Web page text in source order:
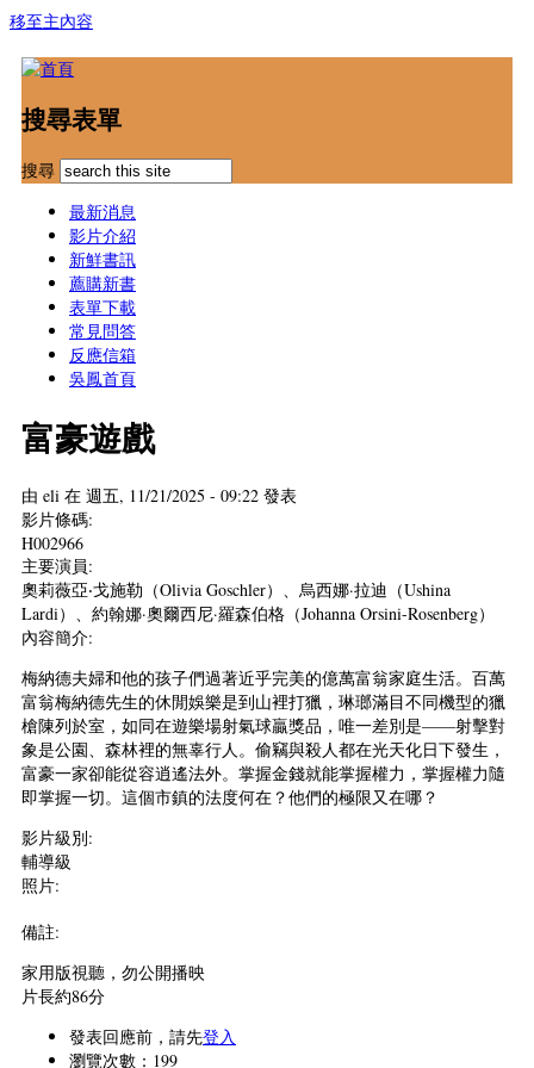
移至主內容
搜尋表單
搜尋
最新消息
影片介紹
新鮮書訊
薦購新書
表單下載
常見問答
反應信箱
吳鳳首頁
富豪遊戲
由 eli 在 週五, 11/21/2025 - 09:22 發表
影片條碼:
H002966
主要演員:
奧莉薇亞‧戈施勒（Olivia Goschler）、烏西娜·拉迪（Ushina
Lardi）、約翰娜·奧爾西尼·羅森伯格（Johanna Orsini-Rosenberg）
內容簡介:
梅納德夫婦和他的孩子們過著近乎完美的億萬富翁家庭生活。百萬
富翁梅納德先生的休閒娛樂是到山裡打獵，琳瑯滿目不同機型的獵
槍陳列於室，如同在遊樂場射氣球贏獎品，唯一差別是——射擊對
象是公園、森林裡的無辜行人。偷竊與殺人都在光天化日下發生，
富豪一家卻能從容逍遙法外。掌握金錢就能掌握權力，掌握權力隨
即掌握一切。這個市鎮的法度何在？他們的極限又在哪？
影片級別:
輔導級
照片:
備註:
家用版視聽，勿公開播映
片長約86分
發表回應前，請先登入
瀏覽次數：199